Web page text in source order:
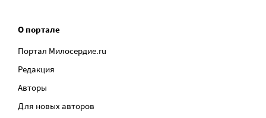
О портале
Портал Милосердие.ru
Редакция
Авторы
Для новых авторов